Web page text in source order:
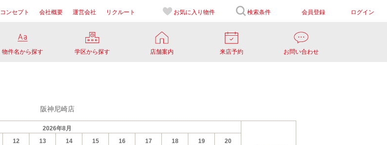
コンセプト 会社概要 運営会社 リクルート お気に入り 物件 検索条件 会員登録 ログイン
物件名から探す 学区から探す 店舗案内 来店予約 お問い合わせ
阪神尼崎店
2026年8月
12
13
14
15
16
17
18
19
20